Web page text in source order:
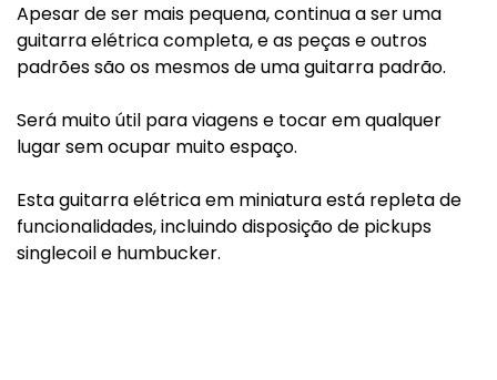
Apesar de ser mais pequena, continua a ser uma
guitarra elétrica completa, e as peças e outros
padrões são os mesmos de uma guitarra padrão.
Será muito útil para viagens e tocar em qualquer
lugar sem ocupar muito espaço.
Esta guitarra elétrica em miniatura está repleta de
funcionalidades, incluindo disposição de pickups
singlecoil e humbucker.